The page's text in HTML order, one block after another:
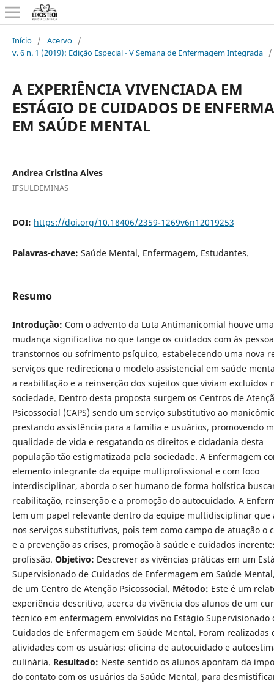
Início / Acervo /
v. 6 n. 1 (2019): Edição Especial - V Semana de Enfermagem Integrada /
A EXPERIÊNCIA VIVENCIADA EM
ESTÁGIO DE CUIDADOS DE
EM SAÚDE MENTAL
Andrea Cristina Alves
IFSULDEMINAS
DOI: https://doi.org/10.18406/2359-1269v6n12019253
Palavras-chave: Saúde Mental, Enfermagem, Estudantes.
Resumo
Introdução: Com o advento da Luta Antimanicomial houve uma
mudança significativa no que tange os cuidados com às
transtornos ou sofrimento psíquico, estabelecendo uma nova
serviços que redireciona o modelo assistencial em saúde
a reabilitação e a reinserção dos sujeitos que viviam excluídos
sociedade. Dentro desta proposta surgem os Centros de
Psicossocial (CAPS) sendo um serviço substitutivo ao
prestando assistência para a família e usuários, promovendo
qualidade de vida e resgatando os direitos e cidadania desta
população tão estigmatizada pela sociedade. A Enfermagem
elemento integrante da equipe multiprofissional e com foco
interdisciplinar, aborda o ser humano de forma holística
reabilitação, reinserção e a promoção do autocuidado. A
tem um papel relevante dentro da equipe multidisciplinar que
nos serviços substitutivos, pois tem como campo de atuação o
e a prevenção as crises, promoção à saúde e cuidados
profissão. Objetivo: Descrever as vivências práticas em um
Supervisionado de Cuidados de Enfermagem em Saúde
de um Centro de Atenção Psicossocial. Método: Este é um
experiência descritivo, acerca da vivência dos alunos de um
técnico em enfermagem envolvidos no Estágio Supervisionado
Cuidados de Enfermagem em Saúde Mental. Foram realizadas
atividades com os usuários: oficina de autocuidado e
culinária. Resultado: Neste sentido os alunos apontam da
do contato com os usuários da Saúde Mental, para